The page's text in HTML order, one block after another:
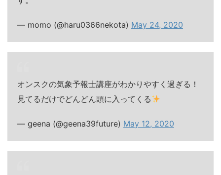
— momo (@haru0366nekota) May 24, 2020
オンスクの気象予報士講座がわかりやすく過ぎる！
見てるだけでどんどん頭に入ってくる
— geena (@geena39future) May 12, 2020